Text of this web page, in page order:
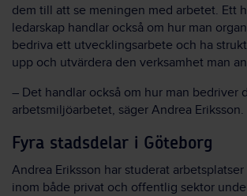
dem till att se meningen med arbetet. Ett
ledarskap handlar också om hur man
bedriva ett utvecklingsarbete och ha
upp och utvärdera den verksamhet man
– Det handlar också om hur man bedriver
arbetsmiljöarbetet, säger Andrea Eriksson.
Fyra stadsdelar i Göteborg
Andrea Eriksson har studerat
inom både privat och offentlig sektor